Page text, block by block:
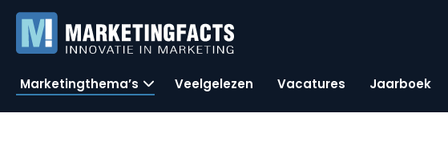
Marketingthema’s Veelgelezen Vacatures Jaarboek